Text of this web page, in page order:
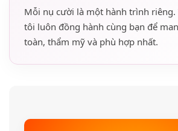
Mỗi nụ cười là một hành trình riêng.
tôi luôn đồng hành cùng bạn để
toàn, thẩm mỹ và phù hợp nhất.